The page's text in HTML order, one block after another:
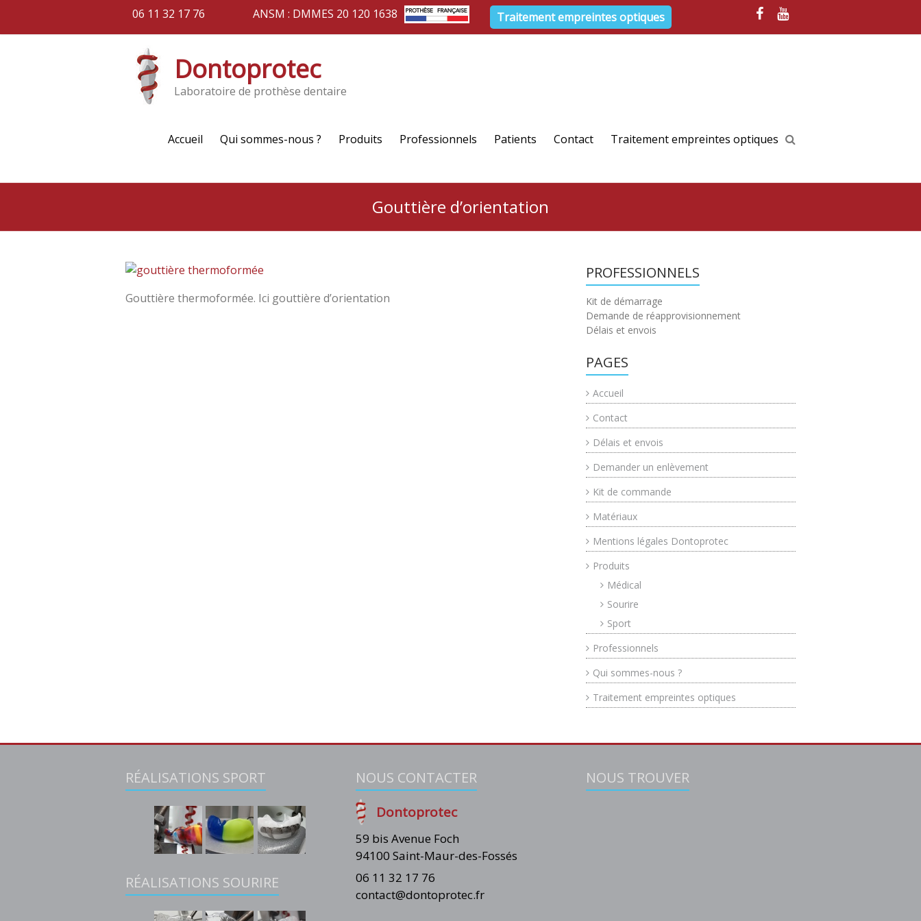
06 11 32 17 76 ANSM : DMMES 20 120 1638 Traitement empreintes optiques
Dontoprotec
Laboratoire de prothèse dentaire
Accueil Qui sommes-nous ? Produits Professionnels Patients Contact Traitement empreintes optiques
Gouttière d’orientation
Gouttière thermoformée. Ici gouttière d’orientation
PROFESSIONNELS
Kit de démarrage
Demande de réapprovisionnement
Délais et envois
PAGES
Accueil
Contact
Délais et envois
Demander un enlèvement
Kit de commande
Matériaux
Mentions légales Dontoprotec
Produits
Médical
Sourire
Sport
Professionnels
Qui sommes-nous ?
Traitement empreintes optiques
RÉALISATIONS SPORT
RÉALISATIONS SOURIRE
NOUS CONTACTER
Dontoprotec
59 bis Avenue Foch
94100 Saint-Maur-des-Fossés
06 11 32 17 76
contact@dontoprotec.fr
NOUS TROUVER